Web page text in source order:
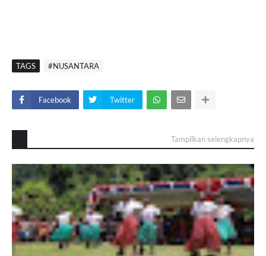
TAGS #NUSANTARA
Facebook Twitter
Tampilkan selengkapnya